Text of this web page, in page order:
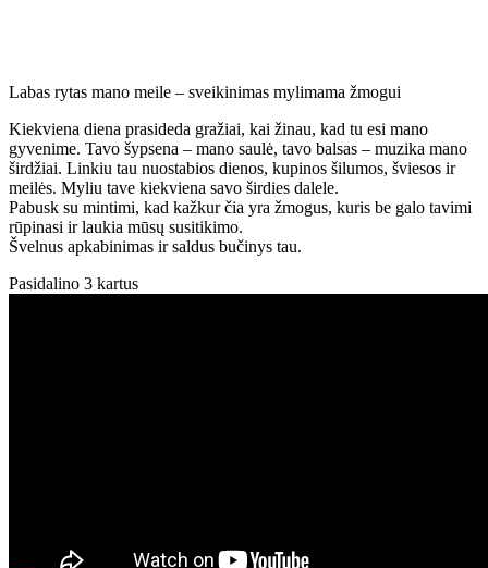
Labas rytas mano meile – sveikinimas mylimama žmogui
Kiekviena diena prasideda gražiai, kai žinau, kad tu esi mano
gyvenime. Tavo šypsena – mano saulė, tavo balsas – muzika mano
širdžiai. Linkiu tau nuostabios dienos, kupinos šilumos, šviesos ir
meilės. Myliu tave kiekviena savo širdies dalele.
Pabusk su mintimi, kad kažkur čia yra žmogus, kuris be galo tavimi
rūpinasi ir laukia mūsų susitikimo.
Švelnus apkabinimas ir saldus bučinys tau.
Pasidalino 3 kartus